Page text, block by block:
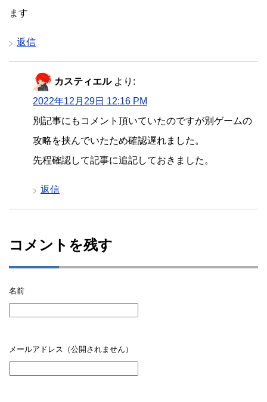
ます
返信
カスティエル より:
2022年12月29日 12:16 PM
別記事にもコメント頂いていたのですが別ゲームの
攻略を挟んでいたため確認遅れました。
先程確認して記事に追記しておきました。
返信
コメントを残す
名前
メールアドレス（公開されません）